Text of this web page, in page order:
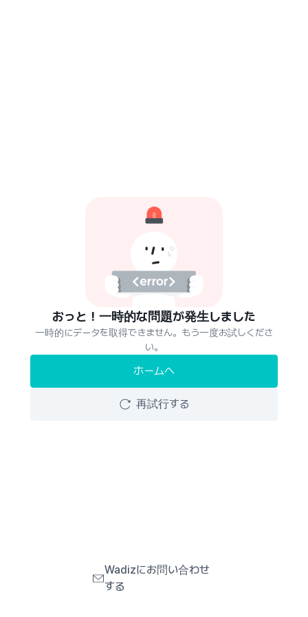
おっと！一時的な問題が発生しました
一時的にデータを取得できません。もう一度お試しくださ
い。
ホームへ
再試行する
Wadizにお問い合わせ
する